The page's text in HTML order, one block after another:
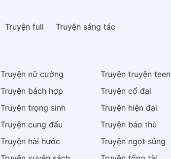
Truyện full Truyện sáng tác
Truyện nữ cường Truyệntruyện teen
Truyện bách hợp Truyệncổ đại
Truyện trọng sinh Truyện hiện đại
Truyện cung đấu Truyện báo thù
Truyện hài hước Truyện ngọt sủng